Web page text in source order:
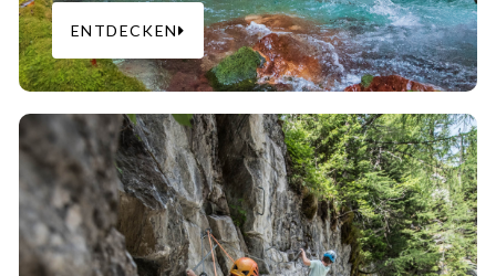
ENTDECKEN